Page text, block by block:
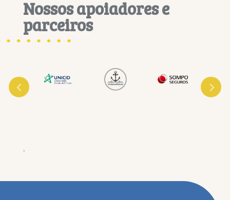
Nossos apoiadores e
parceiros
.